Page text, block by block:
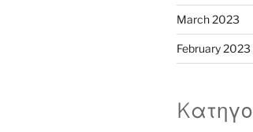
March 2023
February 2023